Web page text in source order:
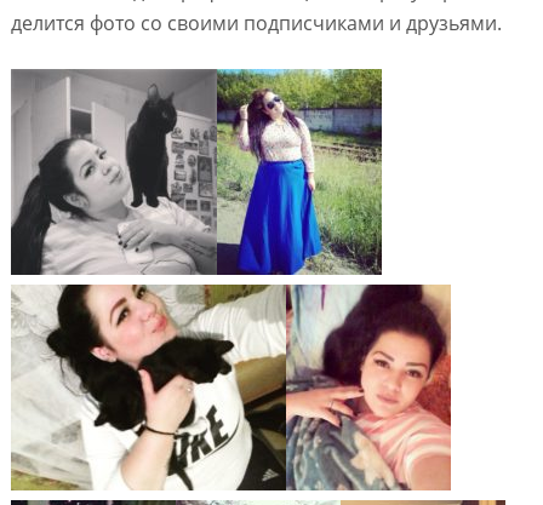
делится фото со своими подписчиками и друзьями.